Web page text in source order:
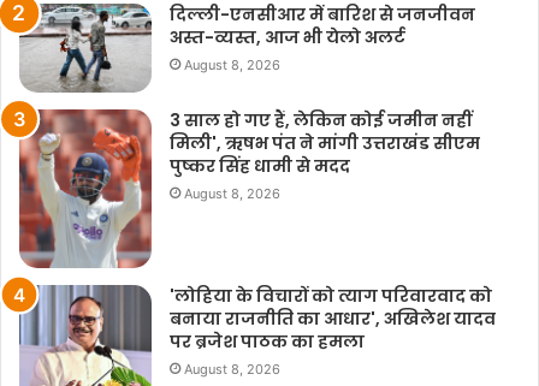
दिल्ली-एनसीआर में बारिश से जनजीवन
अस्त-व्यस्त, आज भी येलो अलर्ट
August 8, 2026
3 साल हो गए हैं, लेकिन कोई जमीन नहीं
मिली', ऋषभ पंत ने मांगी उत्तराखंड सीएम
पुष्कर सिंह धामी से मदद
August 8, 2026
'लोहिया के विचारों को त्याग परिवारवाद को
बनाया राजनीति का आधार', अखिलेश यादव
पर ब्रजेश पाठक का हमला
August 8, 2026